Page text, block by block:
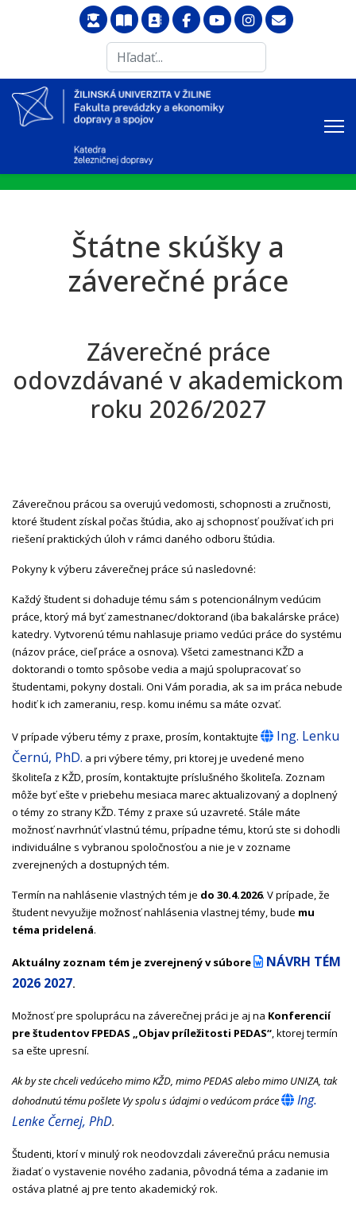
...
Štátne skúšky a
záverečné práce
Záverečné práce
odovzdávané v akademickom
roku 2026/2027
Záverečnou prácou sa overujú vedomosti, schopnosti a zručnosti,
ktoré študent získal počas štúdia, ako aj schopnosť používať ich pri
riešení praktických úloh v rámci daného odboru štúdia.
Pokyny k výberu záverečnej práce sú nasledovné:
Každý študent si dohaduje tému sám s potencionálnym vedúcim
práce, ktorý má byť zamestnanec/doktorand (iba bakalárske práce)
katedry. Vytvorenú tému nahlasuje priamo vedúci práce do systému
(názov práce, cieľ práce a osnova). Všetci zamestnanci KŽD a
doktorandi o tomto spôsobe vedia a majú spolupracovať so
študentami, pokyny dostali. Oni Vám poradia, ak sa im práca nebude
hodiť k ich zameraniu, resp. komu inému sa máte ozvať.
V prípade výberu témy z praxe, prosím, kontaktujte
Ing. Lenku
Černú, PhD. a pri výbere témy, pri ktorej je uvedené meno
školiteľa z KŽD, prosím, kontaktujte príslušného školiteľa. Zoznam
môže byť ešte v priebehu mesiaca marec aktualizovaný a doplnený
o témy zo strany KŽD. Témy z praxe sú uzavreté. Stále máte
možnosť navrhnúť vlastnú tému, prípadne tému, ktorú ste si dohodli
individuálne s vybranou spoločnosťou a nie je v zozname
zverejnených a dostupných tém.
Termín na nahlásenie vlastných tém je do 30.4.2026. V prípade, že
študent nevyužije možnosť nahlásenia vlastnej témy, bude mu
téma pridelená.
Aktuálny zoznam tém je zverejnený v súbore
NÁVRH TÉM
2026 2027.
Možnosť pre spoluprácu na záverečnej práci je aj na Konferencií
pre študentov FPEDAS „Objav príležitosti PEDAS“, ktorej termín
sa ešte upresní.
Ak by ste chceli vedúceho mimo KŽD, mimo PEDAS alebo mimo UNIZA, tak
dohodnutú tému pošlete Vy spolu s údajmi o vedúcom práce
Ing.
Lenke Černej, PhD.
Študenti, ktorí v minulý rok neodovzdali záverečnú prácu nemusia
žiadať o vystavenie nového zadania, pôvodná téma a zadanie im
ostáva platné aj pre tento akademický rok.